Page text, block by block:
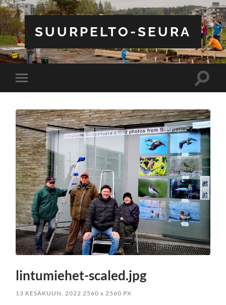
SUURPELTO-SEURA
Toggle
mobile
Toggle
lintumiehet-scaled.jpg
13 KESÄKUUN, 2022 2560x 2560 PX